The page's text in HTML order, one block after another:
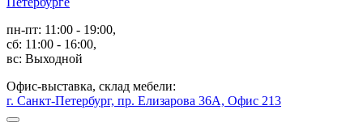
пн-пт: 11:00 - 19:00,
сб: 11:00 - 16:00,
вс: Выходной
Офис-выставка, склад мебели:
г. Санкт-Петербург, пр. Елизарова 36А, Офис 213